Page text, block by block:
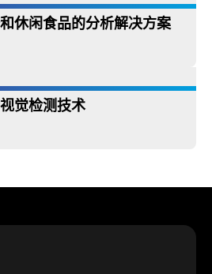
休闲食品的分析解决方案
觉检测技术